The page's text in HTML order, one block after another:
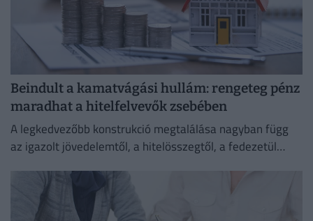
Beindult a kamatvágási hullám: rengeteg pénz
maradhat a hitelfelvevők zsebében
A legkedvezőbb konstrukció megtalálása nagyban függ
az igazolt jövedelemtől, a hitelösszegtől, a fedezetül